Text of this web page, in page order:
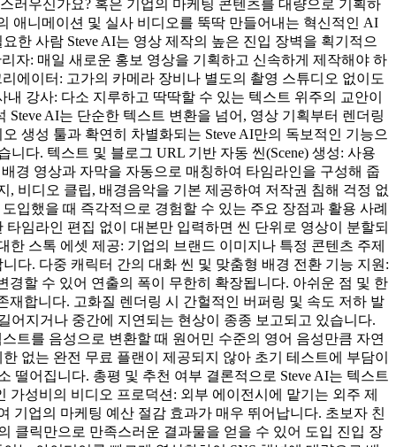
러우신가요? 혹은 기업의 마케팅 콘텐츠를 대량으로 기획하
애니메이션 및 실사 비디오를 뚝딱 만들어내는 혁신적인 AI
한 사람 Steve AI는 영상 제작의 높은 진입 장벽을 획기적으
자: 매일 새로운 홍보 영상을 기획하고 신속하게 제작해야 하
에이터: 고가의 카메라 장비나 별도의 촬영 스튜디오 없이도
강사: 다소 지루하고 딱딱할 수 있는 텍스트 위주의 교안이
AI는 단순한 텍스트 변환을 넘어, 영상 기획부터 렌더링
생성 툴과 확연히 차별화되는 Steve AI만의 독보적인 기능으
다. 텍스트 및 블로그 URL 기반 자동 씬(Scene) 생성: 사용
경 영상과 자막을 자동으로 매칭하여 타임라인을 구성해 줍
비디오 클립, 배경음악을 기본 제공하여 저작권 침해 걱정 없
입했을 때 즉각적으로 경험할 수 있는 주요 장점과 활용 사례
임라인 편집 없이 대본만 입력하면 씬 단위로 영상이 분할되
스톡 에셋 제공: 기업의 브랜드 이미지나 특정 콘텐츠 주제
다. 다중 캐릭터 간의 대화 씬 및 맞춤형 배경 전환 기능 지원:
할 수 있어 연출의 폭이 무한히 확장됩니다. 아쉬운 점 및 한
합니다. 고화질 렌더링 시 간헐적인 버퍼링 및 속도 저하 발
어지거나 중간에 지연되는 현상이 종종 보고되고 있습니다.
트를 음성으로 변환할 때 원어민 수준의 영어 음성만큼 자연
없는 완전 무료 플랜이 제공되지 않아 초기 테스트에 부담이
어집니다. 총평 및 추천 여부 결론적으로 Steve AI는 텍스트
성비의 비디오 프로덕션: 외부 에이전시에 맡기는 외주 제
기업의 마케팅 예산 절감 효과가 매우 뛰어납니다. 초보자 친
클릭만으로 만족스러운 결과물을 얻을 수 있어 도입 진입 장